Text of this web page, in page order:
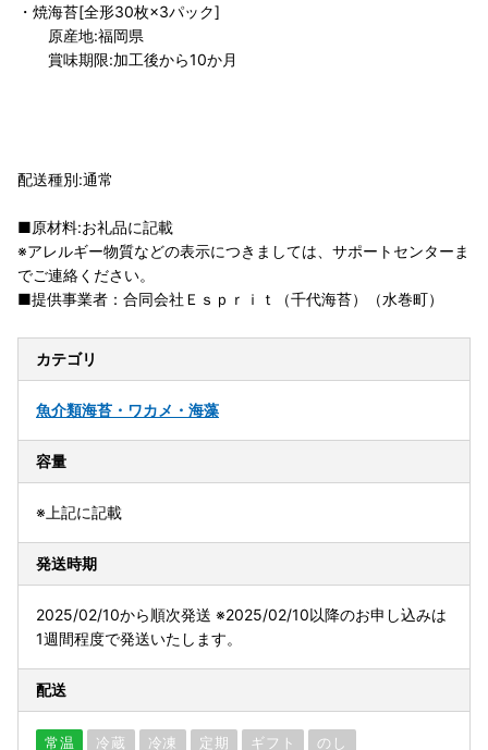
・焼海苔[全形30枚×3パック]
原産地:福岡県
賞味期限:加工後から10か月
配送種別:通常
■原材料:お礼品に記載
※アレルギー物質などの表示につきましては、サポートセンターま
でご連絡ください。
■提供事業者：合同会社Ｅｓｐｒｉｔ（千代海苔）（水巻町）
カテゴリ
魚介類海苔・ワカメ・海藻
容量
※上記に記載
発送時期
2025/02/10から順次発送 ※2025/02/10以降のお申し込みは
1週間程度で発送いたします。
配送
常温 冷蔵 冷凍 定期 ギフト のし